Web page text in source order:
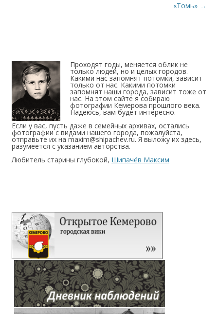
«Томь» →
Проходят годы, меняется облик не
только людей, но и целых городов.
Какими нас запомнят потомки, зависит
только от нас. Какими потомки
запомнят наши города, зависит тоже от
нас. На этом сайте я собираю
фотографии Кемерова прошлого века.
Надеюсь, вам будет интересно.
Если у вас, пусть даже в семейных архивах, остались
фотографии с видами нашего города, пожалуйста,
отправьте их на maxim@shipachev.ru. Я выложу их здесь,
разумеется с указанием авторства.
Любитель старины глубокой, Шипачёв Максим